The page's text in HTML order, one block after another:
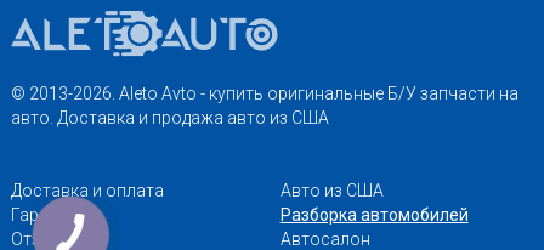
© 2013-2026. Aleto Avto - купить оригинальные Б/У запчасти на
авто. Доставка и продажа авто из США
Доставка и оплата
Гарантии
Отзывы
Авто из США
Разборка автомобилей
Автосалон